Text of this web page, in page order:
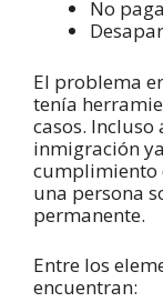
No
El problema
tenía
casos. Incluso
inmigración
cumplimiento
una persona
permanente.
Entre los
encuentran: